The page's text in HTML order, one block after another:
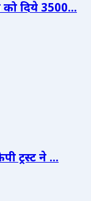
दिये 3500...
ट्रस्ट ने ...